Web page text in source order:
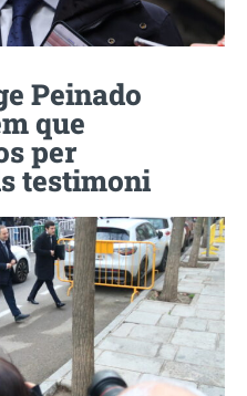
Peinado
que
per
testimoni